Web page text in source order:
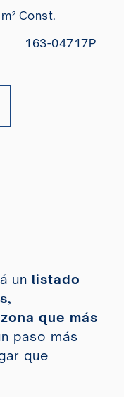
Const.
163-04717P
un listado
que más
paso más
que